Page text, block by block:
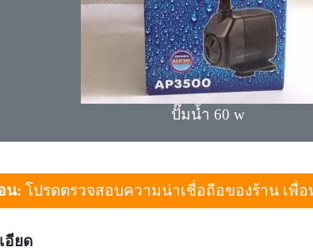
ปั๊มน้ำ 60 w
น: โปรดตรวจสอบความน่าเชื่อถือของร้าน เพื่
อียด